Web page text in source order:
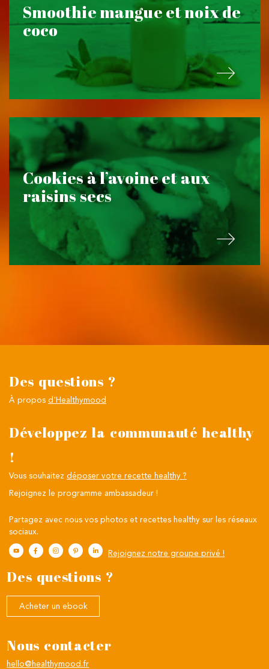
Smoothie mangue et noix de
coco
Cookies à l’avoine et aux
raisins secs
Des questions ?
À propos d'Healthymood
Développez la communauté healthy
!
Vous souhaitez déposer votre recette healthy ?
Rejoignez le programme ambassadeur !
Partagez avec nous vos photos et recettes healthy sur les réseaux
sociaux.
Rejoignez notre groupe privé !
Des questions ?
Acheter un ebook
Nous contacter
hello@healthymood.fr